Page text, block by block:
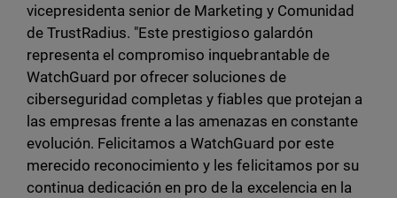
vicepresidenta senior de Marketing y Comunidad
de TrustRadius. "Este prestigioso galardón
representa el compromiso inquebrantable de
WatchGuard por ofrecer soluciones de
ciberseguridad completas y fiables que protejan a
las empresas frente a las amenazas en constante
evolución. Felicitamos a WatchGuard por este
merecido reconocimiento y les felicitamos por su
continua dedicación en pro de la excelencia en la